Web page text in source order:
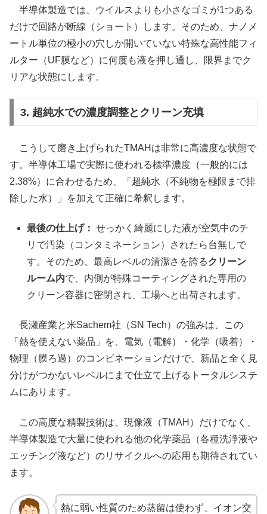
半導体製造では、ウイルスよりも小さなゴミが1つある
だけで回路が断線（ショート）します。そのため、ナノメ
ートル単位の極小の穴しか開いていない特殊な高性能フィ
ルター（UF膜など）に何度も液を押し通し、限界までク
リアな状態にします。
3. 超純水での濃度調整とクリーン充填
こうして磨き上げられたTMAHは非常に高濃度な状態で
す。半導体工場で実際に使われる標準濃度（一般的には
2.38%）に合わせるため、「超純水（不純物を極限まで排
除した水）」を加えて正確に希釈します。
最後の仕上げ： せっかく綺麗にした液が空気中のチ
リで汚染（コンタミネーション）されたら台無しで
す。そのため、最高レベルの清潔さを誇るクリーン
ルーム内で、内側が特殊コーティングされた専用の
クリーン容器に密閉され、工場へと出荷されます。
長瀬産業と米Sachem社（SN Tech）の強みは、この
「熱を使えない薬品」を、電気（電解）・化学（吸着）・
物理（膜ろ過）のコンビネーションだけで、新品と全く見
分けがつかないレベルにまで仕立て上げるトータルシステ
ムにあります。
この高度な精製技術は、現像液（TMAH）だけでなく、
半導体製造で大量に使われる他の化学薬品（各種洗浄液や
エッチング液など）のリサイクルへの応用も期待されてい
ます。
熱に弱い性質のため蒸留は使わず、イオン交